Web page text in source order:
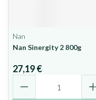
Nan
Nan Sinergity 2 800g
27,19 €